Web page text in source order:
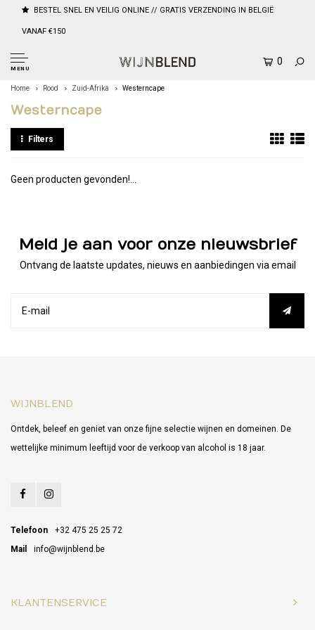
BESTEL SNEL EN VEILIG ONLINE // GRATIS VERZENDING IN BELGIË
VANAF €150
MENU
0
Home Rood Zuid-Afrika Westerncape
Westerncape
Filters
Geen producten gevonden!...
Meld je aan voor onze nieuwsbrief
Ontvang de laatste updates, nieuws en aanbiedingen via email
WIJNBLEND
Ontdek, beleef en geniet van onze fijne selectie wijnen en domeinen. De
wettelijke minimum leeftijd voor de verkoop van alcohol is 18 jaar.
Telefoon
+32 475 25 25 72
Mail
info@wijnblend.be
KLANTENSERVICE